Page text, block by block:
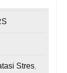
Stres